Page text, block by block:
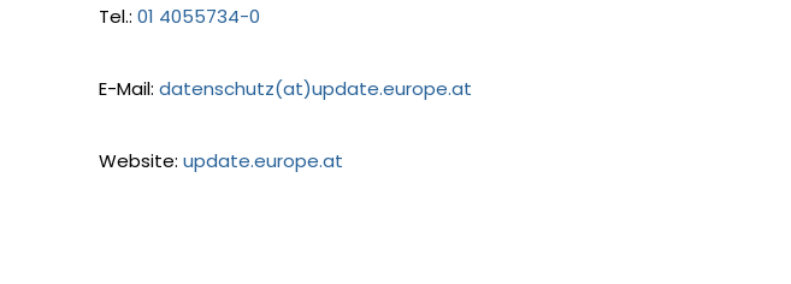
Tel.: 01 4055734-0
E-Mail: datenschutz(at)update.europe.at
Website: update.europe.at